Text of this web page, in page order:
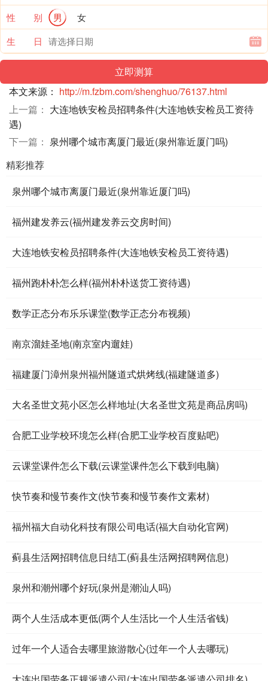
性 别
男
女
生 日
本文来源： http://m.fzbm.com/shenghuo/76137.html
上一篇： 大连地铁安检员招聘条件(大连地铁安检员工资待
遇)
下一篇： 泉州哪个城市离厦门最近(泉州靠近厦门吗)
精彩推荐
泉州哪个城市离厦门最近(泉州靠近厦门吗)
福州建发养云(福州建发养云交房时间)
大连地铁安检员招聘条件(大连地铁安检员工资待遇)
福州跑朴朴怎么样(福州朴朴送货工资待遇)
数学正态分布乐乐课堂(数学正态分布视频)
南京溜娃圣地(南京室内遛娃)
福建厦门漳州泉州福州隧道式烘烤线(福建隧道多)
大名圣世文苑小区怎么样地址(大名圣世文苑是商品房吗)
合肥工业学校环境怎么样(合肥工业学校百度贴吧)
云课堂课件怎么下载(云课堂课件怎么下载到电脑)
快节奏和慢节奏作文(快节奏和慢节奏作文素材)
福州福大自动化科技有限公司电话(福大自动化官网)
蓟县生活网招聘信息日结工(蓟县生活网招聘网信息)
泉州和潮州哪个好玩(泉州是潮汕人吗)
两个人生活成本更低(两个人生活比一个人生活省钱)
过年一个人适合去哪里旅游散心(过年一个人去哪玩)